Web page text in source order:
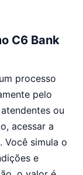
C6 Bank
processo
pelo
ou
acessar a
Você simula o
e